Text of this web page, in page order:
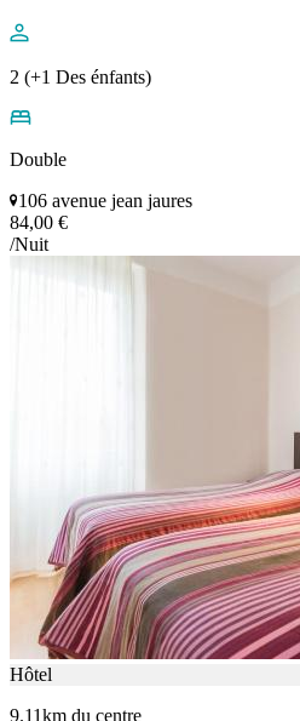
2 (+1 Des énfants)
Double
106 avenue jean jaures
84,00 €
/Nuit
Hôtel
9.11km du centre